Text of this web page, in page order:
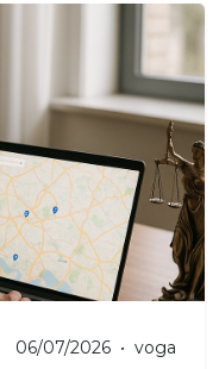
06/07/2026 • voga